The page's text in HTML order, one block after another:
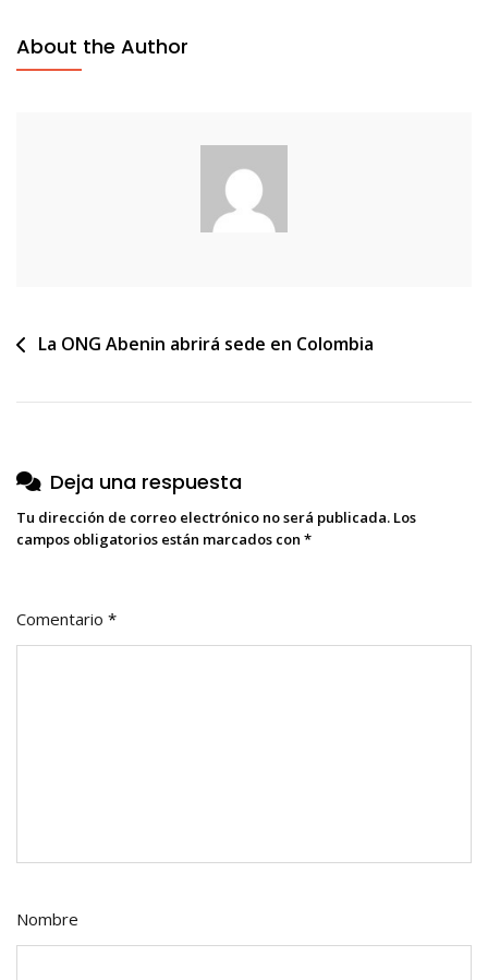
About the Author
Navegación
entradas
La ONG Abenin abrirá sede en Colombia
Deja una respuesta
Tu dirección de correo electrónico no será publicada. Los
campos obligatorios están marcados con *
Comentario *
Nombre